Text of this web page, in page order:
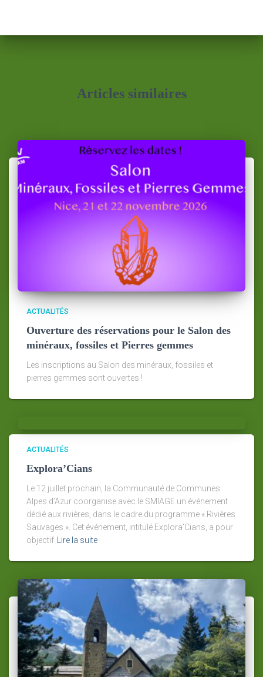
Articles similaires
ACTUALITÉS
Ouverture des réservations pour le Salon des
minéraux, fossiles et Pierres gemmes
Les inscriptions au Salon des minéraux, fossiles et
pierres gemmes sont ouvertes !
ACTUALITÉS
Explora’Cians
Le 12 juillet prochain, la Communauté de Communes
Alpes d’Azur coorganise avec le SMIAGE un événement
dédié aux rivières, dans le cadre du programme « Rivières
Sauvages ». Cet événement, intitulé Explora’Cians, a pour
objectif Lire la suite